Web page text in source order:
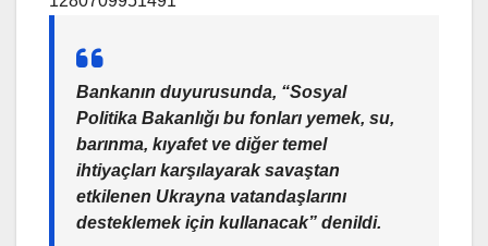
Bankanın duyurusunda, “Sosyal
Politika Bakanlığı bu fonları yemek, su,
barınma, kıyafet ve diğer temel
ihtiyaçları karşılayarak savaştan
etkilenen Ukrayna vatandaşlarını
desteklemek için kullanacak” denildi.